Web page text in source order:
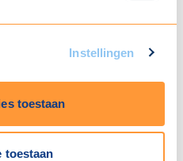
Instellingen
toestaan
toestaan